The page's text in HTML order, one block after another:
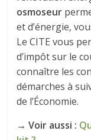
osmoseur
et d’énergie,
Le CITE vous
d’impôt sur le
connaître les
démarches à
de l’Économie.
→ Voir aussi :